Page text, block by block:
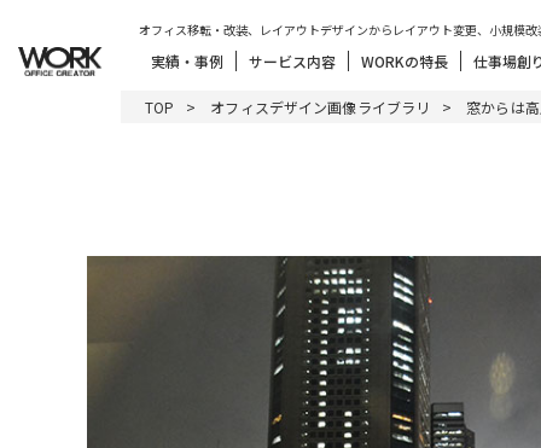
オフィス移転・改装、レイアウトデザインからレイアウト変更、小規模
実績・事例 サービス内容 WORKの特長 仕事場創
TOP オフィスデザイン画像ライブラリ 窓からは